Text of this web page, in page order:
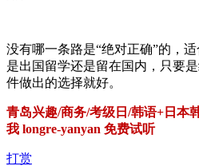
没有哪一条路是“绝对正确”的，
是出国留学还是留在国内，只要
件做出的选择就好。
青岛兴趣/商务/考级日/韩语+日本
我 longre-yanyan 免费试听
打赏